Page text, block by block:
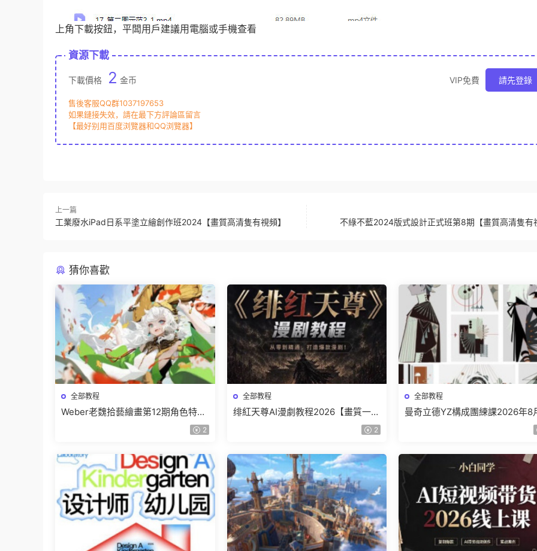
上角下載按鈕，平闆用戶建議用電腦或手機查看
資源下載
下載價格 2 金币 VIP免費 請先登錄
售後客服QQ群1037197653
如果鏈接失效，請在最下方評論區留言
【最好别用百度浏覽器和QQ浏覽器】
上一篇
工業廢水iPad日系平塗立繪創作班2024【畫質高清隻有視頻】 不綠不藍2024版式設計正式班第8期【畫質高清隻有
猜你喜歡
全部教程
Weber老魏拾藝繪畫第12期角色特訓
2
全部教程
绯紅天尊AI漫劇教程2026【畫質一般
2
全部教程
曼奇立德YZ構成團練課2026年8